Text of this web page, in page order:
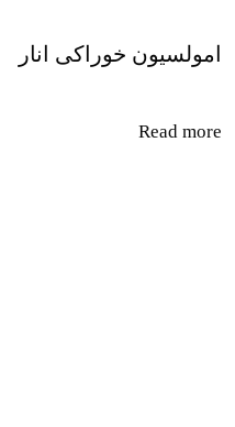
امولسیون خوراکی انار
Read more